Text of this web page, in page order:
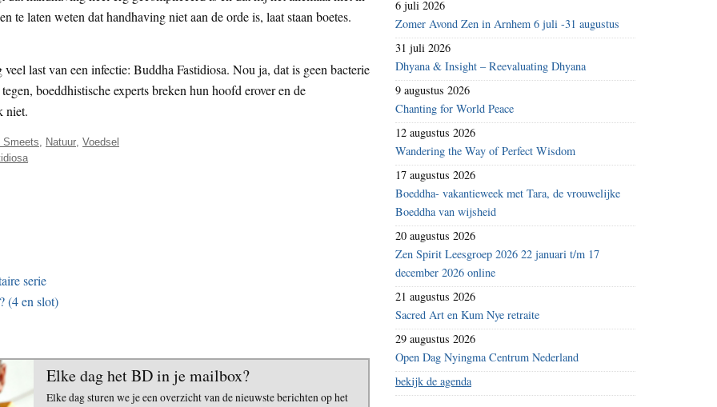
te laten weten dat handhaving niet aan de orde is, laat staan boetes.
last van een infectie: Buddha Fastidiosa. Nou ja, dat is geen bacterie
boeddhistische experts breken hun hoofd erover en de
niet.
Smeets, Natuur, Voedsel
serie
(4 en slot)
Elke dag het BD in je mailbox?
Elke dag sturen we je een overzicht van de nieuwste berichten op het
6 juli 2026
Zomer Avond Zen in Arnhem 6 juli -31 augustus
31 juli 2026
Dhyana & Insight – Reevaluating Dhyana
9 augustus 2026
Chanting for World Peace
12 augustus 2026
Wandering the Way of Perfect Wisdom
17 augustus 2026
Boeddha- vakantieweek met Tara, de vrouwelijke
Boeddha van wijsheid
20 augustus 2026
Zen Spirit Leesgroep 2026 22 januari t/m 17
december 2026 online
21 augustus 2026
Sacred Art en Kum Nye retraite
29 augustus 2026
Open Dag Nyingma Centrum Nederland
bekijk de agenda